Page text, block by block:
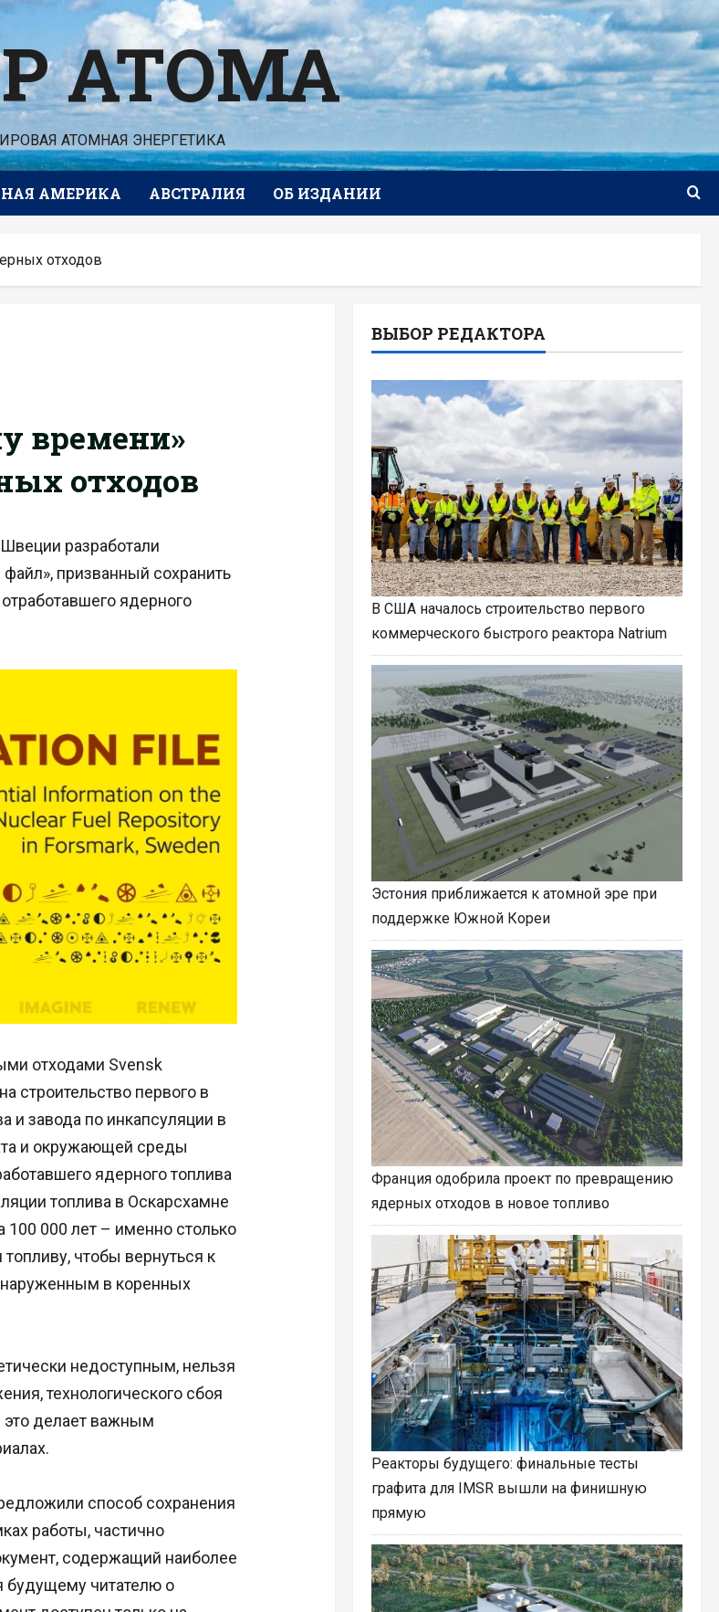
АТОМА
АТОМНАЯ ЭНЕРГЕТИКА
АМЕРИКА АВСТРАЛИЯ ОБ ИЗДАНИИ
отходов
времени»
отходов
разработали
призванный сохранить
ядерного
отходами Svensk
строительство первого в
и завода по инкапсуляции в
и окружающей среды
ядерного топлива
топлива в Оскарсхамне
000 лет – именно столько
чтобы вернуться к
в коренных
недоступным, нельзя
технологического сбоя
это делает важным
способ сохранения
работы, частично
содержащий наиболее
будущему читателю о
ВЫБОР РЕДАКТОРА
В США началось строительство первого
коммерческого быстрого реактора Natrium
Эстония приближается к атомной эре при
поддержке Южной Кореи
Франция одобрила проект по превращению
ядерных отходов в новое топливо
Реакторы будущего: финальные тесты
графита для IMSR вышли на финишную
прямую